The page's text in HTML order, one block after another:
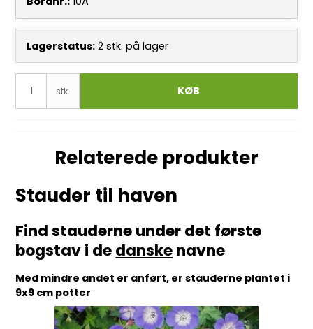
Lagerstatus: 2 stk. på lager
stk. KØB
Relaterede produkter
Stauder til haven
Find stauderne under det første
bogstav i dedanskenavne
Med mindre andet er anført, er stauderne plantet i
9x9 cm potter